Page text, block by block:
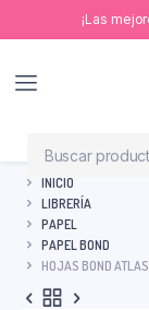
¡Las
INICIO
LIBRERÍA
PAPEL
PAPEL BOND
HOJAS BOND